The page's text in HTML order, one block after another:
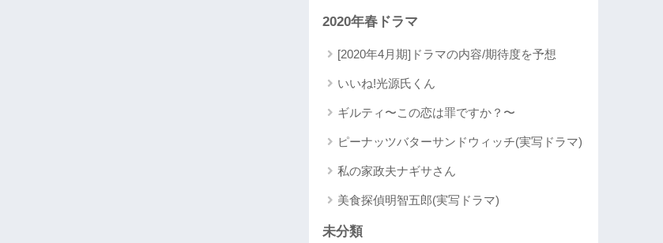
2020年春ドラマ
[2020年4月期]ドラマの内容/期待度を予想
いいね!光源氏くん
ギルティ〜この恋は罪ですか？〜
ピーナッツバターサンドウィッチ(実写ドラマ)
私の家政夫ナギサさん
美食探偵明智五郎(実写ドラマ)
未分類